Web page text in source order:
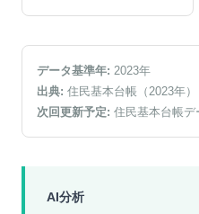
データ基準年: 2023年
出典: 住民基本台帳（2023年）
次回更新予定: 住民基本台帳デ
AI分析